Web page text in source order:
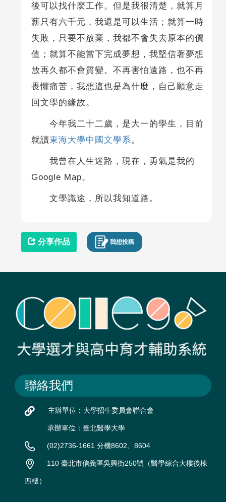
後可以找什麼工作。但是我很清楚，就算月
薪只有六千元，我還是可以生活；就算一時
失敗，只要不放棄，我都不會失去原本的價
值；就算不能當下完成夢想，我堅信著夢想
放再久都不會質變。不再害怕遠路，也不再
畏懼痛苦，我想這也是為什麼，自己願意走
回文學的緣故。
今年我二十二歲，是大一的學生，目前
就讀東海大學中國文學系 。
我曾在人生迷路，現在，勇氣是我的
Google Map。
文學識途，所以我知道路。
分享作品 我想投稿
聯絡我們
主辦單位：大學招生委員會聯合會
承辦單位：臺北醫學大學
(02)2736-1661 分機8602、8604
110 臺北市信義區吳興街250號（醫學綜合大樓後棟
四樓）